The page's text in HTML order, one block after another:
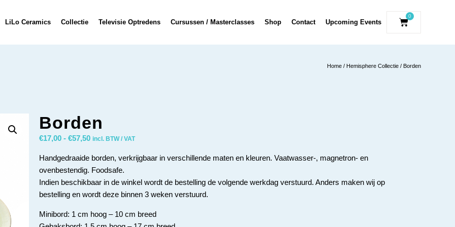
LiLo Ceramics Collectie Televisie Optredens Cursussen / Masterclasses Shop Contact Upcoming Events
0
Home / Hemisphere Collectie / Borden
Borden
€17,00 - €57,50 incl. BTW / VAT
Handgedraaide borden, verkrijgbaar in verschillende maten en kleuren. Vaatwasser-, magnetron- en
ovenbestendig. Foodsafe.
Indien beschikbaar in de winkel wordt de bestelling de volgende werkdag verstuurd. Anders maken wij op
bestelling en wordt deze binnen 3 weken verstuurd.
Minibord: 1 cm hoog – 10 cm breed